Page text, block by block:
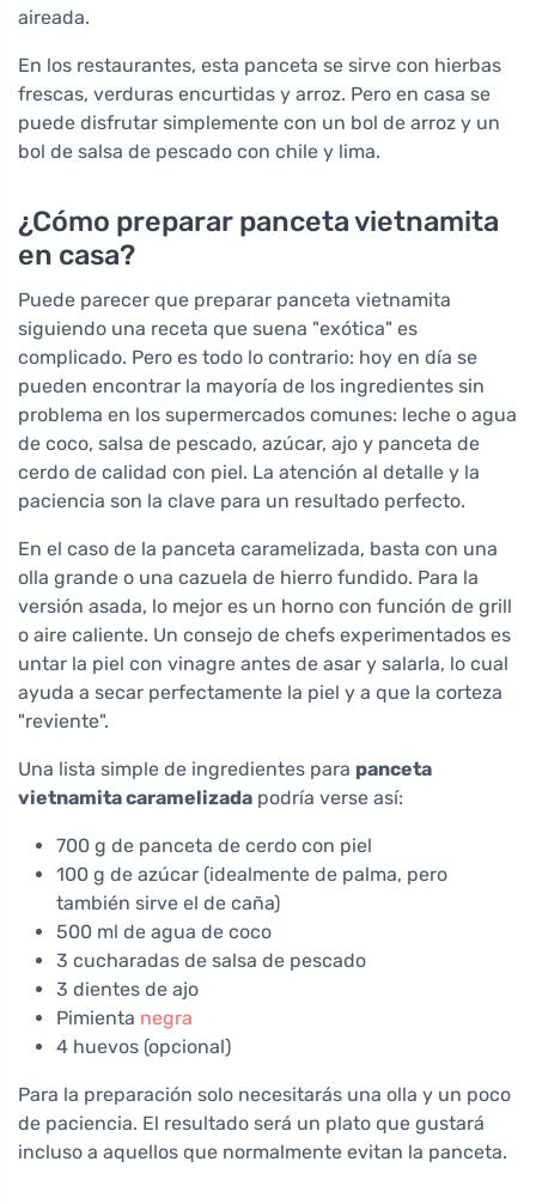
aireada.
En los restaurantes, esta panceta se sirve con hierbas
frescas, verduras encurtidas y arroz. Pero en casa se
puede disfrutar simplemente con un bol de arroz y un
bol de salsa de pescado con chile y lima.
¿Cómo preparar panceta vietnamita
en casa?
Puede parecer que preparar panceta vietnamita
siguiendo una receta que suena "exótica" es
complicado. Pero es todo lo contrario: hoy en día se
pueden encontrar la mayoría de los ingredientes sin
problema en los supermercados comunes: leche o agua
de coco, salsa de pescado, azúcar, ajo y panceta de
cerdo de calidad con piel. La atención al detalle y la
paciencia son la clave para un resultado perfecto.
En el caso de la panceta caramelizada, basta con una
olla grande o una cazuela de hierro fundido. Para la
versión asada, lo mejor es un horno con función de grill
o aire caliente. Un consejo de chefs experimentados es
untar la piel con vinagre antes de asar y salarla, lo cual
ayuda a secar perfectamente la piel y a que la corteza
"reviente".
Una lista simple de ingredientes para panceta
vietnamita caramelizada podría verse así:
700 g de panceta de cerdo con piel
100 g de azúcar (idealmente de palma, pero
también sirve el de caña)
500 ml de agua de coco
3 cucharadas de salsa de pescado
3 dientes de ajo
Pimienta negra
4 huevos (opcional)
Para la preparación solo necesitarás una olla y un poco
de paciencia. El resultado será un plato que gustará
incluso a aquellos que normalmente evitan la panceta.